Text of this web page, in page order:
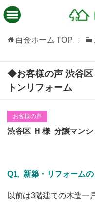
白金ホーム TOP
◆お客様の声 渋谷区
トンリフォーム
お客様の声
渋谷区 H 様 分譲マンシ
Q1, 新築・リフォーム
以前は3階建ての木造一